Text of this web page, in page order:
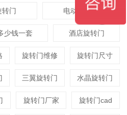
转门 电动旋转门
少钱一套 酒店旋转门
旋转门维修 旋转门尺寸
三翼旋转门 水晶旋转门
旋转门厂家 旋转门cad